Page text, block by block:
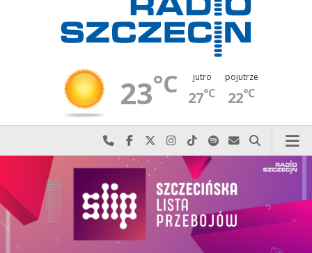
23°C jutro
27°C
pojutrze
22°C
Najlepiej po prostu do nas zadzwoń
Odwiedź nas na Facebook-u
Odwiedź nas na X
Odwiedź nas na Instagram-ie
Odwiedź nas na TikTok-u
Szukaj nas na Spotify
Wyślij do nas
Szukaj